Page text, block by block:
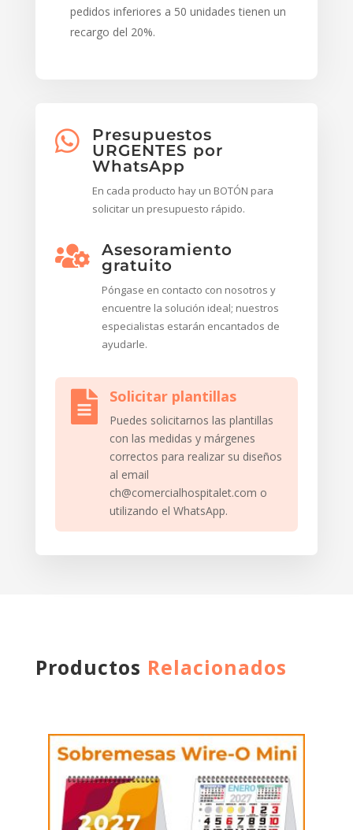
pedidos inferiores a 50 unidades tienen un
recargo del 20%.

Presupuestos
URGENTES por
WhatsApp
En cada producto hay un BOTÓN para
solicitar un presupuesto rápido.

Asesoramiento
gratuito
Póngase en contacto con nosotros y
encuentre la solución ideal; nuestros
especialistas estarán encantados de
ayudarle.
 Solicitar plantillas
Puedes solicitarnos las plantillas
con las medidas y márgenes
correctos para realizar su diseños
al email
ch@comercialhospitalet.com o
utilizando el WhatsApp.
Productos Relacionados